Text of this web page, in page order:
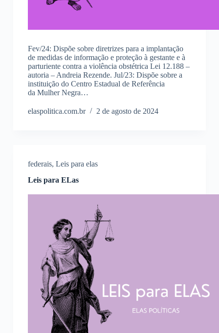
Fev/24: Dispõe sobre diretrizes para a implantação
de medidas de informação e proteção à gestante e à
parturiente contra a violência obstétrica Lei 12.188 –
autoria – Andreia Rezende. Jul/23: Dispõe sobre a
instituição do Centro Estadual de Referência
da Mulher Negra…
elaspolitica.com.br 2 de agosto de 2024
federais, Leis para elas
Leis para ELas